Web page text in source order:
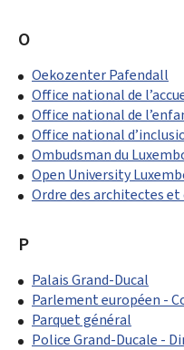
O
Oekozenter Pafendall
Office national de
Office national de
Office national
Ombudsman du
Open University
Ordre des architectes
P
Palais Grand-Ducal
Parlement européen -
Parquet général
Police Grand-Ducale -